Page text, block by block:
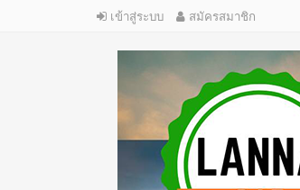
เข้าสู่ระบบ สมัครสมาชิก